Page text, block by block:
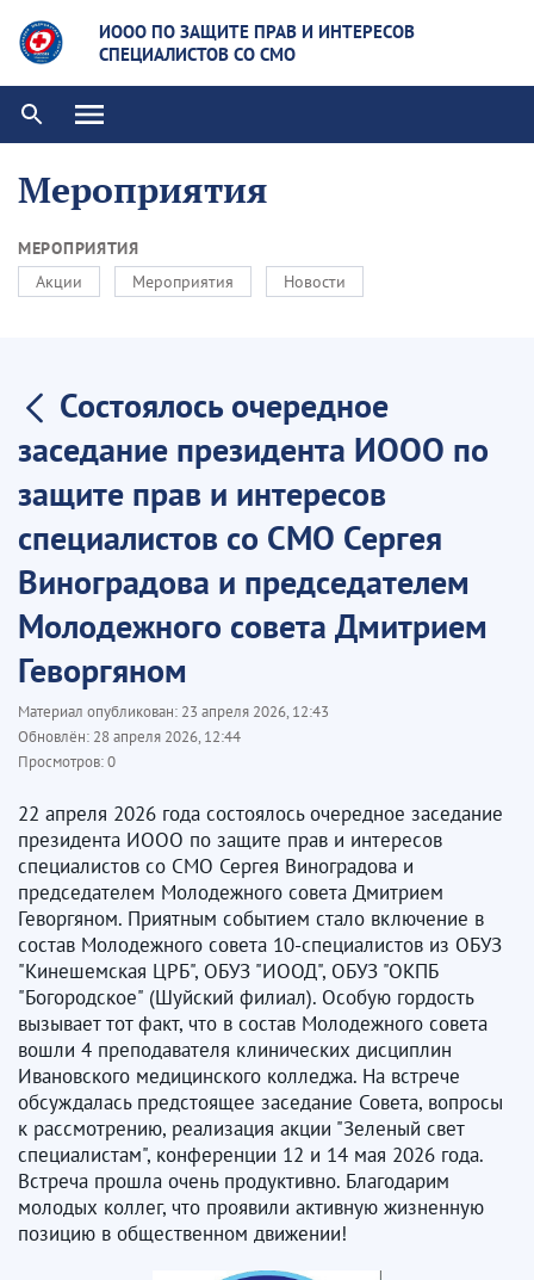
ИООО ПО ЗАЩИТЕ ПРАВ И ИНТЕРЕСОВ
СПЕЦИАЛИСТОВ СО СМО
Мероприятия
МЕРОПРИЯТИЯ
Акции
Мероприятия Новости
Состоялось очередное
заседание президента ИООО по
защите прав и интересов
специалистов со СМО Сергея
Виноградова и председателем
Молодежного совета Дмитрием
Геворгяном
Материал опубликован: 23 апреля 2026, 12:43
Обновлён: 28 апреля 2026, 12:44
Просмотров:0
22 апреля 2026 года состоялось очередное заседание
президента ИООО по защите прав и интересов
специалистов со СМО Сергея Виноградова и
председателем Молодежного совета Дмитрием
Геворгяном. Приятным событием стало включение в
состав Молодежного совета 10-специалистов из ОБУЗ
"Кинешемская ЦРБ", ОБУЗ "ИООД", ОБУЗ "ОКПБ
"Богородское" (Шуйский филиал). Особую гордость
вызывает тот факт, что в состав Молодежного совета
вошли 4 преподавателя клинических дисциплин
Ивановского медицинского колледжа. На встрече
обсуждалась предстоящее заседание Совета, вопросы
к рассмотрению, реализация акции "Зеленый свет
специалистам", конференции 12 и 14 мая 2026 года.
Встреча прошла очень продуктивно. Благодарим
молодых коллег, что проявили активную жизненную
позицию в общественном движении!